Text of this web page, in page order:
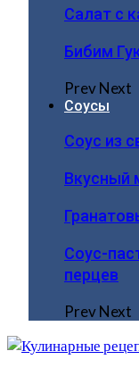
Салат с
Бибим
PrevNext
Соусы
Соус из
Вкусный
Соус-
перцев
PrevNext